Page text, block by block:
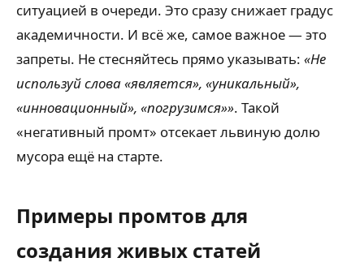
ситуацией в очереди. Это сразу снижает градус
академичности. И всё же, самое важное — это
запреты. Не стесняйтесь прямо указывать: «Не
используй слова «является», «уникальный»,
«инновационный», «погрузимся»». Такой
«негативный промт» отсекает львиную долю
мусора ещё на старте.
Примеры промтов для
создания живых статей